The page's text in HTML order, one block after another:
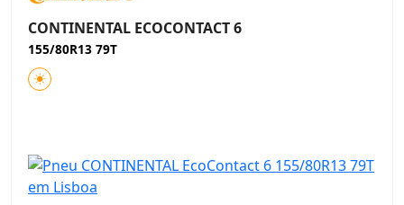
CONTINENTAL ECOCONTACT 6
155/80R13 79T